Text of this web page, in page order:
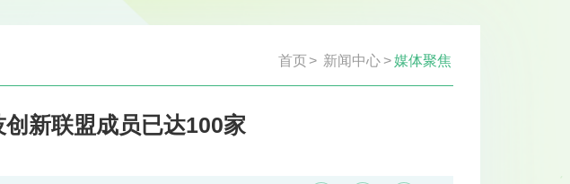
首页> 新闻中心 >媒体聚焦
新联盟成员已达100家